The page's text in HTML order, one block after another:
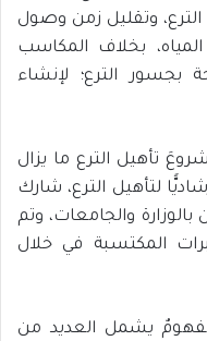
الترع، وتقليل زمن وصول
بخلاف المكاسب
بجسور الترع؛ لإنشاء
تأهيل الترع ما يزال
لتأهيل الترع، شارك
والجامعات، وتم
المكتسبة في خلال
مفهومٌ يشمل العديد من